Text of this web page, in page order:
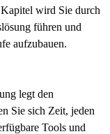
Kapitel wird Sie durch
führen und
aufzubauen.
legt den
Sie sich Zeit, jeden
Tools und